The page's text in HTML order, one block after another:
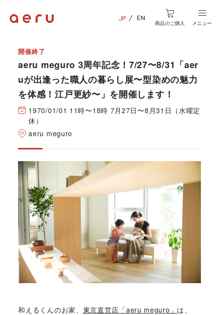
JP EN
商品のご購入 メニュー
開催終了
aeru meguro 3周年記念！7/27〜8/31「aer
uが出逢った職人の暮らし展〜型染めの魅力
を体感！江戸更紗〜」を開催します！
1970/01/01 11時〜18時 7月27日〜8月31日（水曜定
休）
aeru meguro
和えるくんのお家、 東京直営店「aeru meguro」 は、